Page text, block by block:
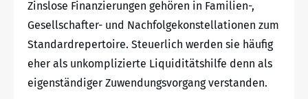
Zinslose Finanzierungen gehören in Familien-,
Gesellschafter- und Nachfolgekonstellationen zum
Standardrepertoire. Steuerlich werden sie häufig
eher als unkomplizierte Liquiditätshilfe denn als
eigenständiger Zuwendungsvorgang verstanden.